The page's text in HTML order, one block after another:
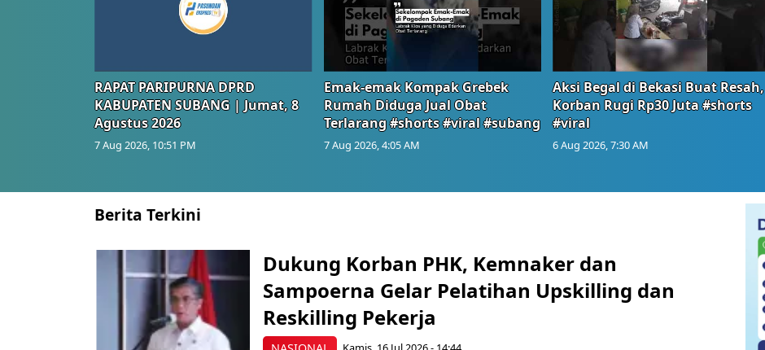
RAPAT PARIPURNA DPRD
KABUPATEN SUBANG | Jumat, 8
Agustus 2026
7 Aug 2026, 10:51 PM
Emak-emak Kompak Grebek
Rumah Diduga Jual Obat
Terlarang #shorts #viral #subang
7 Aug 2026, 4:05 AM
Aksi Begal di Bekasi Buat Resah,
Korban Rugi Rp30 Juta #shorts
#viral
6 Aug 2026, 7:30 AM
Berita Terkini
Dukung Korban PHK, Kemnaker dan
Sampoerna Gelar Pelatihan Upskilling dan
Reskilling Pekerja